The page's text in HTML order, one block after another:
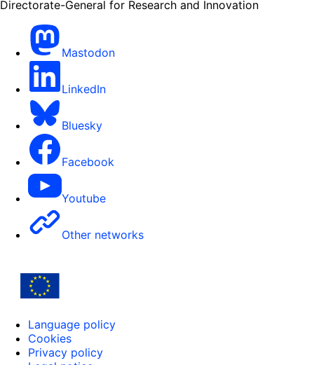
Directorate-General for Research and Innovation
Mastodon
LinkedIn
Bluesky
Facebook
Youtube
Other networks
Language policy
Cookies
Privacy policy